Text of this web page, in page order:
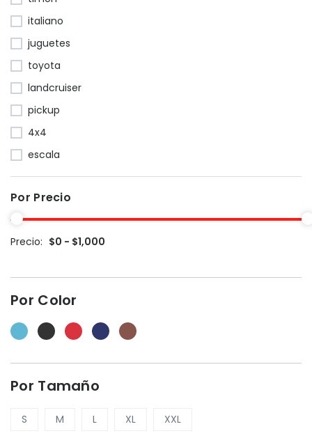
italiano
juguetes
toyota
landcruiser
pickup
4x4
escala
Por Precio
Precio: $0 - $1,000
Por Color
Por Tamaño
S M L XL XXL